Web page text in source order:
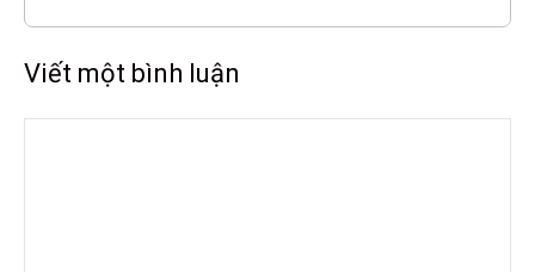
Viết một bình luận